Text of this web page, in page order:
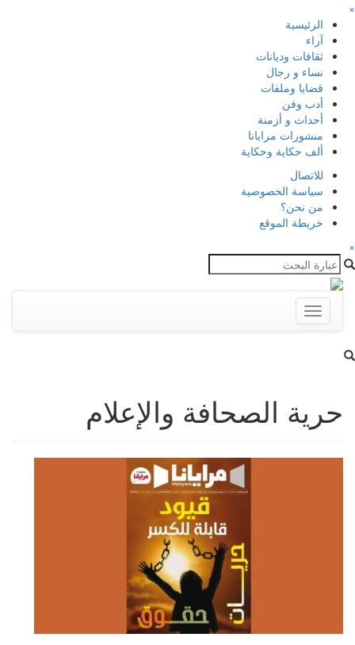
×
الرئيسية
آراء
ثقافات وديانات
نساء و رجال
قضايا وملفات
أدب وفن
أحداث و أزمنة
منشورات مرايانا
ألف حكاية وحكاية
للاتصال
سياسة الخصوصية
من نحن؟
خريطة الموقع
×
Toggle
navigation
حرية الصحافة والإعلام